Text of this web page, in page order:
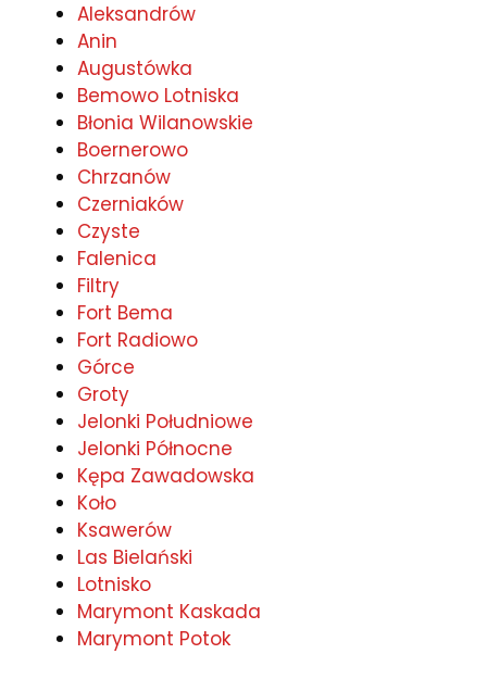
Aleksandrów
Anin
Augustówka
Bemowo Lotniska
Błonia Wilanowskie
Boernerowo
Chrzanów
Czerniaków
Czyste
Falenica
Filtry
Fort Bema
Fort Radiowo
Górce
Groty
Jelonki Południowe
Jelonki Północne
Kępa Zawadowska
Koło
Ksawerów
Las Bielański
Lotnisko
Marymont Kaskada
Marymont Potok